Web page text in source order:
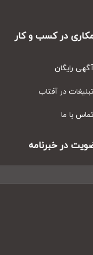
در کسب و کار
رایگان
در آفتاب
با ما
در خبرنامه